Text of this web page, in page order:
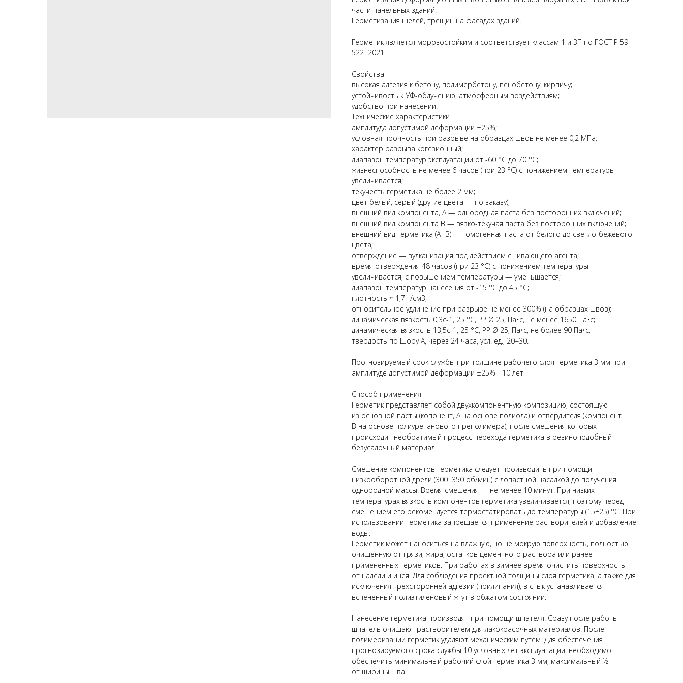
части панельных зданий.
Герметизация щелей, трещин на фасадах зданий.
Герметик является морозостойким и соответствует классам 1 и 3П по ГОСТ Р 59
522−2021.
Свойства
высокая адгезия к бетону, полимербетону, пенобетону, кирпичу;
устойчивость к УФ-облучению, атмосферным воздействиям;
удобство при нанесении.
Технические характеристики
амплитуда допустимой деформации ±25%;
условная прочность при разрыве на образцах швов не менее 0,2 МПа;
характер разрыва когезионный;
диапазон температур эксплуатации от -60 °С до 70 °C;
жизнеспособность не менее 6 часов (при 23 °С) с понижением температуры —
увеличивается;
текучесть герметика не более 2 мм;
цвет белый, серый (другие цвета — по заказу);
внешний вид компонента, А — однородная паста без посторонних включений;
внешний вид компонента В — вязко-текучая паста без посторонних включений;
внешний вид герметика (А+В) — гомогенная паста от белого до светло-бежевого
цвета;
отверждение — вулканизация под действием сшивающего агента;
время отверждения 48 часов (при 23 °С) с понижением температуры —
увеличивается, с повышением температуры — уменьшается;
диапазон температур нанесения от -15 °С до 45 °C;
плотность ≈ 1,7 г/см3;
относительное удлинение при разрыве не менее 300% (на образцах швов);
динамическая вязкость 0,3с-1, 25 °C, PP Ø 25, Па•с, не менее 1650 Па•с;
динамическая вязкость 13,5с-1, 25 °C, PP Ø 25, Па•с, не более 90 Па•с;
твердость по Шору А, через 24 часа, усл. ед., 20−30.
Прогнозируемый срок службы при толщине рабочего слоя герметика 3 мм при
амплитуде допустимой деформации ±25% - 10 лет
Способ применения
Герметик представляет собой двухкомпонентную композицию, состоящую
из основной пасты (копонент, А на основе полиола) и отвердителя (компонент
В на основе полиуретанового преполимера), после смешения которых
происходит необратимый процесс перехода герметика в резиноподобный
безусадочный материал.
Смешение компонентов герметика следует производить при помощи
низкооборотной дрели (300−350 об/мин) с лопастной насадкой до получения
однородной массы. Время смешения — не менее 10 минут. При низких
температурах вязкость компонентов герметика увеличивается, поэтому перед
смешением его рекомендуется термостатировать до температуры (15÷25) °C. При
использовании герметика запрещается применение растворителей и добавление
воды.
Герметик может наноситься на влажную, но не мокрую поверхность, полностью
очищенную от грязи, жира, остатков цементного раствора или ранее
примененных герметиков. При работах в зимнее время очистить поверхность
от наледи и инея. Для соблюдения проектной толщины слоя герметика, а также для
исключения трехсторонней адгезии (прилипания), в стык устанавливается
вспененный полиэтиленовый жгут в обжатом состоянии.
Нанесение герметика производят при помощи шпателя. Сразу после работы
шпатель очищают растворителем для лакокрасочных материалов. После
полимеризации герметик удаляют механическим путем. Для обеспечения
прогнозируемого срока службы 10 условных лет эксплуатации, необходимо
обеспечить минимальный рабочий слой герметика 3 мм, максимальный ½
от ширины шва.